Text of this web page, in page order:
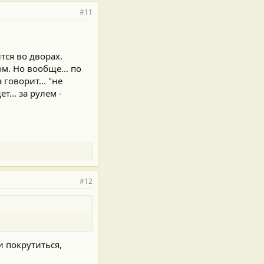
#11
во дворах.
Но вообще... по
говорит... "не
за рулем -
#12